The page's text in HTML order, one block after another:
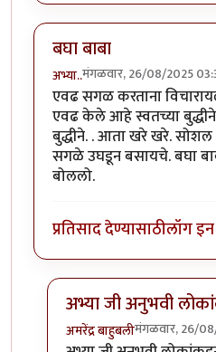
बघा बाबा
अभ्या..मंगळवार, 26/08/2025
एवढ सगळ करताना
एवढ केले आहे स्वतच्या बुद्धीने
बुद्धीने. . आता खरे खरे.
सगळे उघडून बसायचे. बघा
बोललो.
प्रतिसाद देण्यासाठीलॉग
अभ्या जी अनुभवी
अमरेंद्र बाहुबलीमंगळवार, 26/